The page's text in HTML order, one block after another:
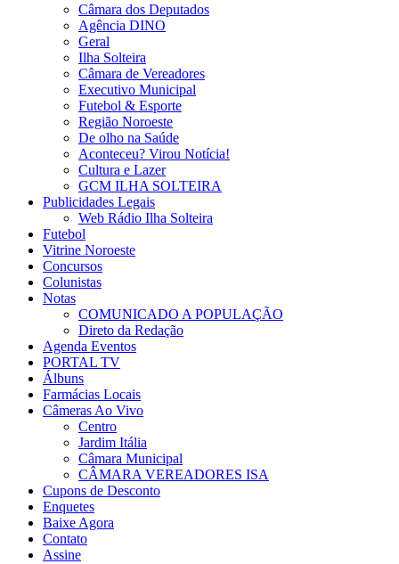
Câmara dos Deputados
Agência DINO
Geral
Ilha Solteira
Câmara de Vereadores
Executivo Municipal
Futebol & Esporte
Região Noroeste
De olho na Saúde
Aconteceu? Virou Notícia!
Cultura e Lazer
GCM ILHA SOLTEIRA
Publicidades Legais
Web Rádio Ilha Solteira
Futebol
Vitrine Noroeste
Concursos
Colunistas
Notas
COMUNICADO A POPULAÇÃO
Direto da Redação
Agenda Eventos
PORTAL TV
Álbuns
Farmácias Locais
Câmeras Ao Vivo
Centro
Jardim Itália
Câmara Municipal
CÂMARA VEREADORES ISA
Cupons de Desconto
Enquetes
Baixe Agora
Contato
Assine